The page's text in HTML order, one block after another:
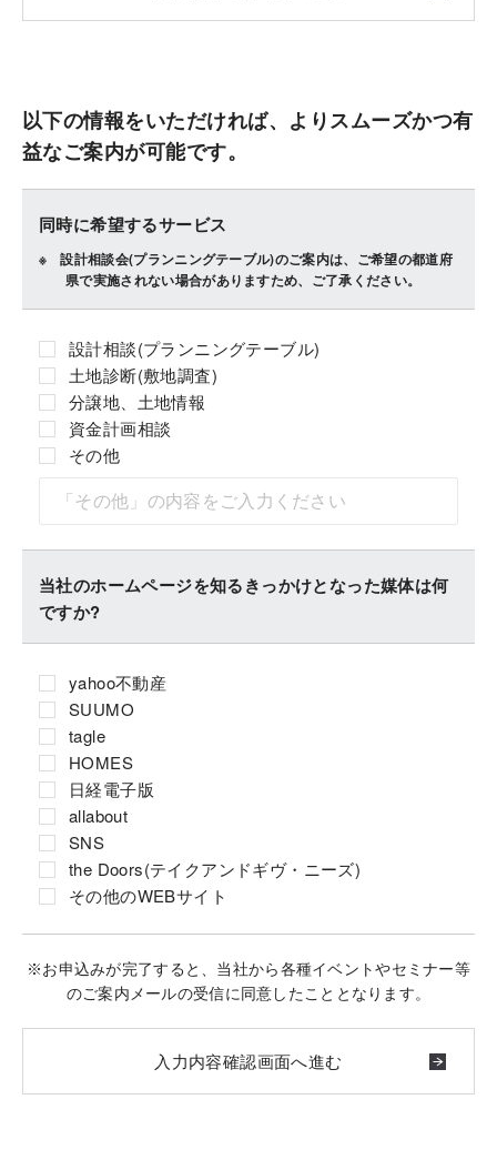
以下の情報をいただければ、よりスムーズかつ有
益なご案内が可能です。
同時に希望するサービス
設計相談会(プランニングテーブル)のご案内は、ご希望の都道府
県で実施されない場合がありますため、ご了承ください。
設計相談(プランニングテーブル)
土地診断(敷地調査)
分譲地、土地情報
資金計画相談
その他
当社のホームページを知るきっかけとなった媒体は何
ですか?
yahoo不動産
SUUMO
tagle
HOMES
日経電子版
allabout
SNS
the Doors(テイクアンドギヴ・ニーズ)
その他のWEBサイト
※お申込みが完了すると、当社から各種イベントやセミナー等
のご案内メールの受信に同意したこととなります。